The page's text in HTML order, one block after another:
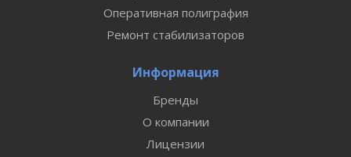
Оперативная полиграфия
Ремонт стабилизаторов
Информация
Бренды
О компании
Лицензии